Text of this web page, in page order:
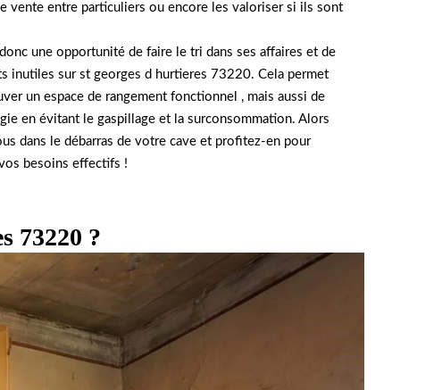
vente entre particuliers ou encore les valoriser si ils sont
une opportunité de faire le tri dans ses affaires et de
inutiles sur st georges d hurtieres 73220. Cela permet
un espace de rangement fonctionnel , mais aussi de
en évitant le gaspillage et la surconsommation. Alors
dans le débarras de votre cave et profitez-en pour
besoins effectifs !
73220 ?